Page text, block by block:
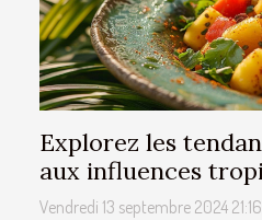
Explorez les
aux influences
Vendredi 13 septembre 2024 21:16